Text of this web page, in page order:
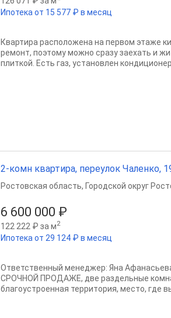
Ипотека от 15 577 ₽ в месяц
Квартира расположена на первом этаже
ремонт, поэтому можно сразу заехать и
плиткой. Есть газ, установлен
2-комн квартира, переулок Чаленко,
6 600 000 ₽
122 222 ₽ за м2
Ипотека от 29 124 ₽ в месяц
Ростовская область, Городской округ
Ответственный менеджер: Яна
СРОЧНОЙ ПРОДАЖЕ, две раздельные
благоустроенная территория, место, где